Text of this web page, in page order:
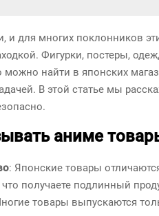
и для многих поклонников
Фигурки, постеры,
найти в японских
В этой статье мы
аниме
: Японские товары
получаете подлинный
товары выпускаются